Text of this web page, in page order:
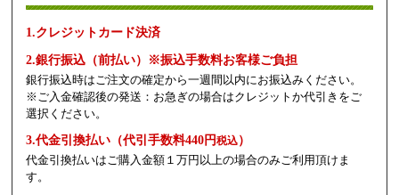
1.クレジットカード決済
2.銀行振込（前払い）※振込手数料お客様ご負担
銀行振込時はご注文の確定から一週間以内にお振込みください。
※ご入金確認後の発送：お急ぎの場合はクレジットか代引きをご
選択ください。
3.代金引換払い（代引手数料440円税込）
代金引換払いはご購入金額１万円以上の場合のみご利用頂けま
す。